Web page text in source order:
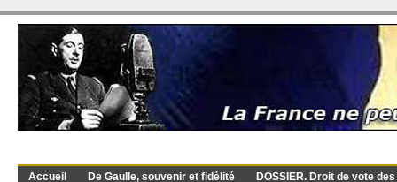
Accueil De Gaulle, souvenir et fidélité
DOSSIER. Droit de vote